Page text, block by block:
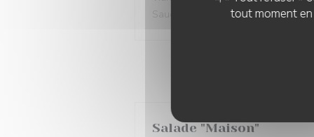
tout moment
Sauce "Maison" préparée avec des
Salade "Maison"